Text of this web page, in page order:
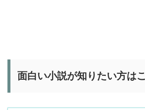
面白い小説が知りたい方は